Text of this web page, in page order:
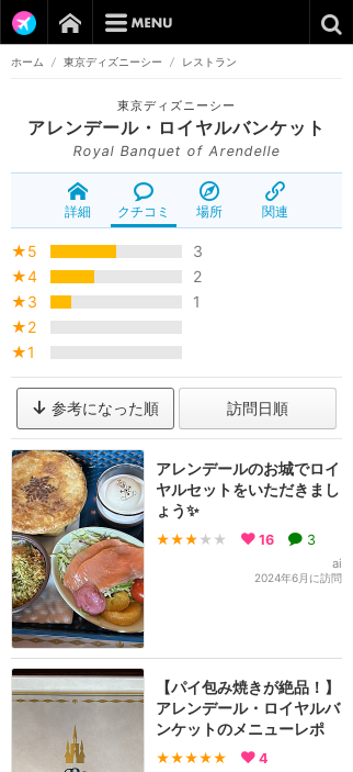
ホーム / 東京ディズニーシー / レストラン
東京ディズニーシー
アレンデール・ロイヤルバンケット
Royal Banquet of Arendelle
詳細 クチコミ 場所 関連
★5
3
★4
2
★3
1
★2
★1
参考になった順 訪問日順
アレンデールのお城でロイ
ヤルセットをいただきまし
ょう✨
★★★ ★★ 16 3
ai
2024年6月に訪問
【パイ包み焼きが絶品！】
アレンデール・ロイヤルバ
ンケットのメニューレポ
★★★★★ 4